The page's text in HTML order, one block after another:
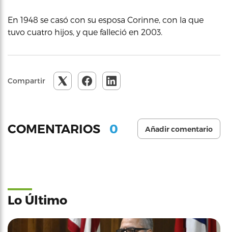
En 1948 se casó con su esposa Corinne, con la que
tuvo cuatro hijos, y que falleció en 2003.
Compartir
COMENTARIOS 0 Añadir comentario
Lo Último